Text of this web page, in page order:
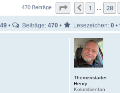
470 Beiträge Seite 32 von 32
Vorherige
1 28
• Beiträge: 470 • Lesezeichen: 0 •
Themenstarter
Henry
Kolumbienfan